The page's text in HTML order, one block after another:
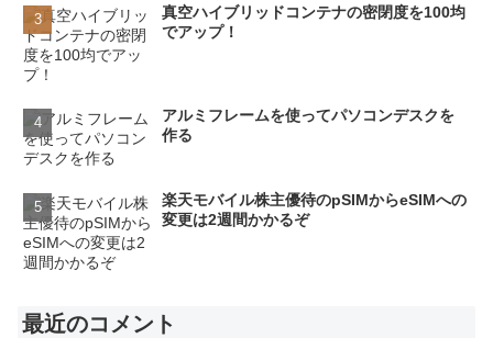
真空ハイブリッドコンテナの密閉度を100均
でアップ！
アルミフレームを使ってパソコンデスクを
作る
楽天モバイル株主優待のpSIMからeSIMへの
変更は2週間かかるぞ
最近のコメント